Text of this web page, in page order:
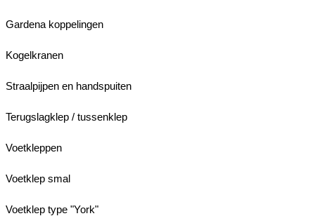
Gardena koppelingen
Kogelkranen
Straalpijpen en handspuiten
Terugslagklep / tussenklep
Voetkleppen
Voetklep smal
Voetklep type "York"